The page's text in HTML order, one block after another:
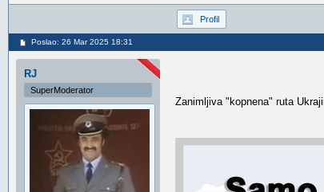
Profil
Poslao: 26 Mar 2025 18:31
RJ
SuperModerator
Zanimljiva "kopnena" ruta